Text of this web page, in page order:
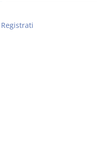
Registrati